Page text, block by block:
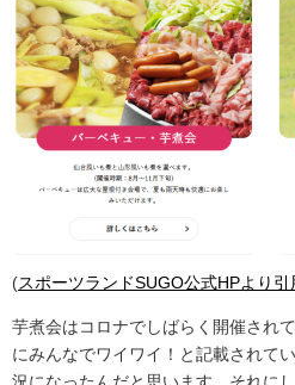
(スポーツランドSUGO公式HPより引
芋煮会はコロナでしばらく開催され
にみんなでワイワイ！と記載されて
況になったんだと思います。それに